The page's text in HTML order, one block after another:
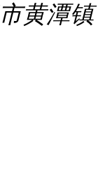
黄潭镇